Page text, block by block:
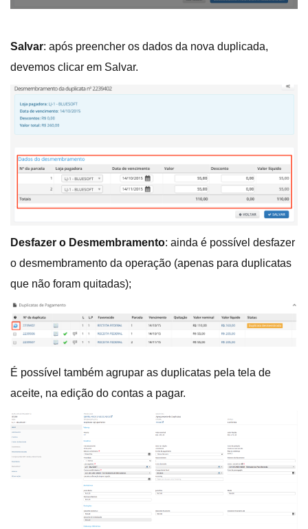
Salvar: após preencher os dados da nova duplicada,
devemos clicar em Salvar.
Desfazer o Desmembramento: ainda é possível desfazer
o desmembramento da operação (apenas para duplicatas
que não foram quitadas);
É possível também agrupar as duplicatas pela tela de
aceite, na edição do contas a pagar.